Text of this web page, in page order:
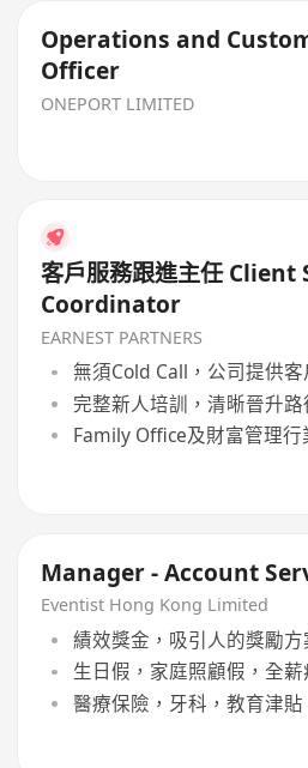
Operations and
Officer
ONEPORT LIMITED
客戶服務跟進主任
Coordinator
EARNEST PARTNERS
無須Cold Call，公司提供客
完整新人培訓，清晰晉升路
Family Office及財富管理行
Manager - Account
Eventist Hong Kong Limited
績效獎金，吸引人的獎勵
生日假，家庭照顧假，全薪
醫療保險，牙科，教育津